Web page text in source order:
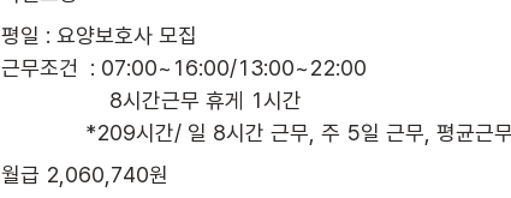
평일 : 요양보호사 모집
근무조건  : 07:00~16:00/13:00~22:00
*209시간/ 일 8시간 근무, 주 5일 근무, 평균
월급 2,060,740원